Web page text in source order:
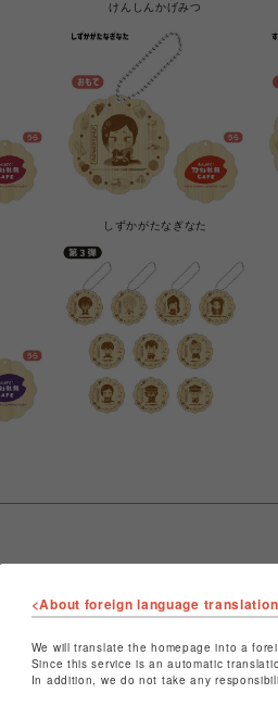
けんしんかげみつ
しずかがたなぎなた
<About foreign language
We will translate the homepage into a
Since this service is an automatic
In addition, we do not take any